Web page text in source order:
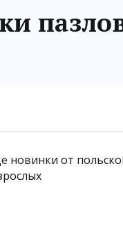
новинки от